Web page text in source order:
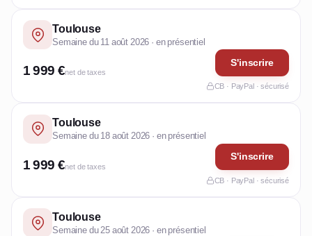
Toulouse
Semaine du 11 août 2026 · en présentiel
1 999 €net de taxes
S'inscrire
CB · PayPal · sécurisé
Toulouse
Semaine du 18 août 2026 · en présentiel
1 999 €net de taxes
S'inscrire
CB · PayPal · sécurisé
Toulouse
Semaine du 25 août 2026 · en présentiel